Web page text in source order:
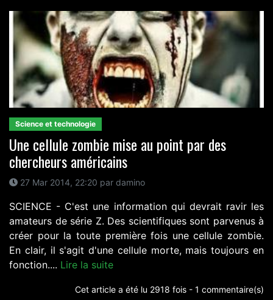
Science et technologie
Une cellule zombie mise au point par des
chercheurs américains
27 Mar 2014, 22:20 par damino
SCIENCE - C'est une information qui devrait ravir les
amateurs de série Z. Des scientifiques sont parvenus à
créer pour la toute première fois une cellule zombie.
En clair, il s'agit d'une cellule morte, mais toujours en
fonction.... Lire la suite
Cet article a été lu 2918 fois - 1 commentaire(s)